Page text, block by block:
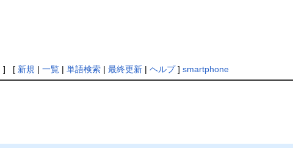
] [ 新規 | 一覧| 単語検索| 最終更新| ヘルプ] smartphone